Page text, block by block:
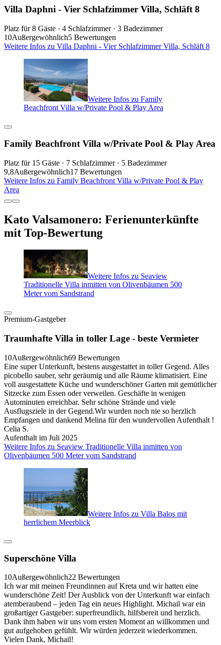
Villa Daphni - Vier Schlafzimmer Villa, Schläft 8
Platz für 8 Gäste · 4 Schlafzimmer · 3 Badezimmer
10Außergewöhnlich5 Bewertungen
Weitere Infos zu Villa Daphni - Vier Schlafzimmer Villa, Schläft 8
Weitere Infos zu Family
Beachfront Villa w/Private Pool & Play Area
Family Beachfront Villa w/Private Pool & Play Area
Platz für 15 Gäste · 7 Schlafzimmer · 5 Badezimmer
9,8Außergewöhnlich17 Bewertungen
Weitere Infos zu Family Beachfront Villa w/Private Pool & Play
Area
Kato Valsamonero: Ferienunterkünfte
mit Top-Bewertung
Weitere Infos zu Seaview
Traditionelle Villa inmitten von Olivenbäumen 500
Meter vom Sandstrand
Premium-Gastgeber
Traumhafte Villa in toller Lage - beste Vermieter
10Außergewöhnlich69 Bewertungen
Eine super Unterkunft, bestens ausgestattet in toller Gegend. Alles
picobello sauber, sehr geräumig und alle Räume klimatisiert. Eine
voll ausgestattete Küche und wunderschöner Garten mit gemütlicher
Sitzecke zum Essen oder verweilen. Geschäfte in wenigen
Autominuten erreichbar. Sehr schöne Strände und viele
Ausflugsziele in der Gegend.Wir wurden noch nie so herzlich
Empfangen und dankend Melina für den wundervollen Aufenthalt !
Celia S.
Aufenthalt im Juli 2025
Weitere Infos zu Seaview Traditionelle Villa inmitten von
Olivenbäumen 500 Meter vom Sandstrand
Weitere Infos zu Villa Balos mit
herrlichem Meerblick
Superschöne Villa
10Außergewöhnlich22 Bewertungen
Ich war mit meinen Freundinnen auf Kreta und wir hatten eine
wunderschöne Zeit! Der Ausblick von der Unterkunft war einfach
atemberaubend – jeden Tag ein neues Highlight. Michail war ein
großartiger Gastgeber: superfreundlich, hilfsbereit und herzlich.
Dank ihm haben wir uns vom ersten Moment an willkommen und
gut aufgehoben gefühlt. Wir würden jederzeit wiederkommen.
Vielen Dank, Michail!